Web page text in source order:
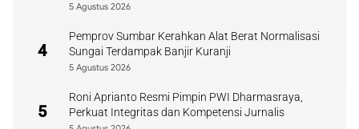
5 Agustus 2026
4
Pemprov Sumbar Kerahkan Alat Berat Normalisasi
Sungai Terdampak Banjir Kuranji
5 Agustus 2026
5
Roni Aprianto Resmi Pimpin PWI Dharmasraya,
Perkuat Integritas dan Kompetensi Jurnalis